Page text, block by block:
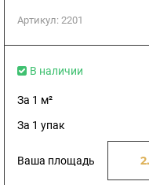
Артикул: 2201
В наличии
За 1 м²
За 1 упак
Ваша площадь